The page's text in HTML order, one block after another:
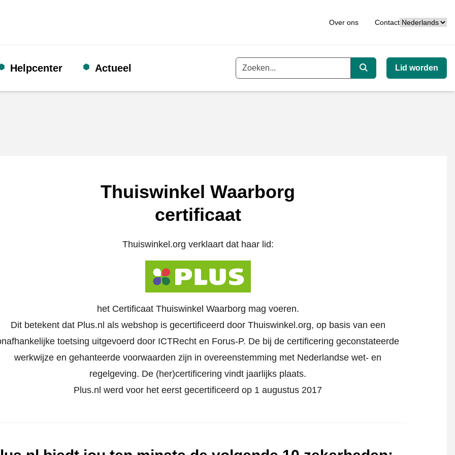
Over ons ContactTaal
Helpcenter Actueel Trefwoord
Zoeken
Lid worden
Thuiswinkel Waarborg
certificaat
Thuiswinkel.org verklaart dat haar lid:
het Certificaat Thuiswinkel Waarborg mag voeren.
Dit betekent dat Plus.nl als webshop is gecertificeerd door Thuiswinkel.org, op basis van een
toetsing uitgevoerd door ICTRecht en Forus-P. De bij de certificering geconstateerde
werkwijze en gehanteerde voorwaarden zijn in overeenstemming met Nederlandse wet- en
regelgeving. De (her)certificering vindt jaarlijks plaats.
Plus.nl werd voor het eerst gecertificeerd op 1 augustus 2017